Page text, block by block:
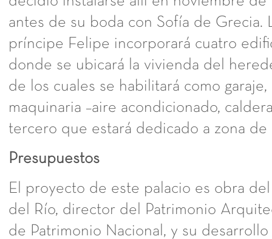
antes de su boda con Sofía de Grecia.
príncipe Felipe incorporará cuatro
donde se ubicará la vivienda del
de los cuales se habilitará como
maquinaria –aire acondicionado,
tercero que estará dedicado a zona de
Presupuestos
El proyecto de este palacio es obra
del Río, director del Patrimonio
de Patrimonio Nacional, y su